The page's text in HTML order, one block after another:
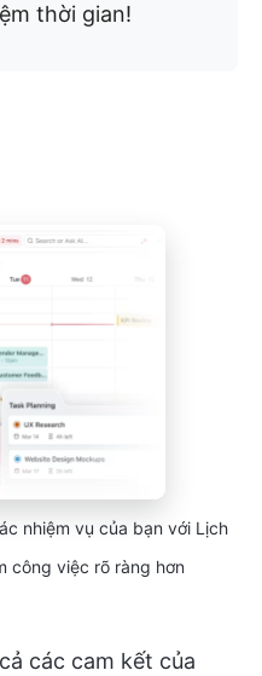
thời gian!
nhiệm vụ của bạn với Lịch
công việc rõ ràng hơn
các cam kết của